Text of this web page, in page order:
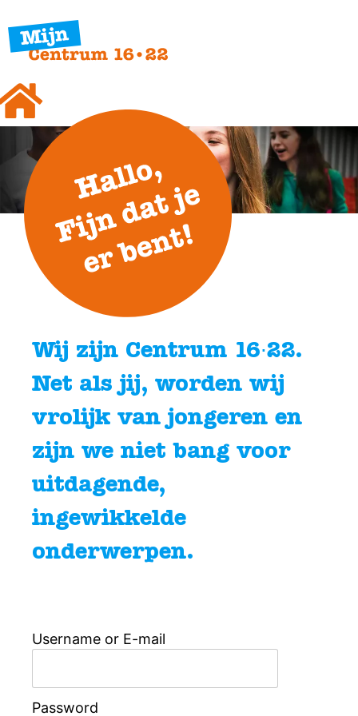
Wij zijn Centrum 16∙22.
Net als jij, worden wij
vrolijk van jongeren en
zijn we niet bang voor
uitdagende,
ingewikkelde
onderwerpen.
Username or E-mail
Password